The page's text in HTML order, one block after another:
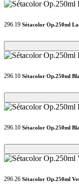
296.19 Sétacolor Op.250ml
Loading...
Loading...
296.10 Sétacolor Op.250ml
Loading...
Loading...
296.10 Sétacolor Op.250ml
Loading...
Loading...
296.26 Sétacolor Op.250ml